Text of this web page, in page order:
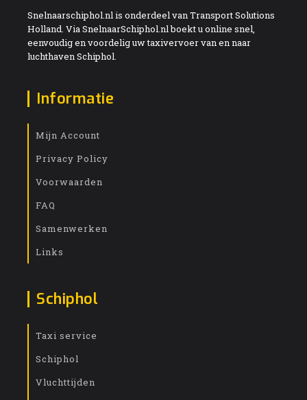
Snelnaarschiphol.nl is onderdeel van Transport Solutions
Holland. Via SnelnaarSchiphol.nl boekt u online snel,
eenvoudig en voordelig uw taxivervoer van en naar
luchthaven Schiphol.
Informatie
Mijn Account
Privacy Policy
Voorwaarden
FAQ
Samenwerken
Links
Schiphol
Taxi service
Schiphol
Vluchttijden